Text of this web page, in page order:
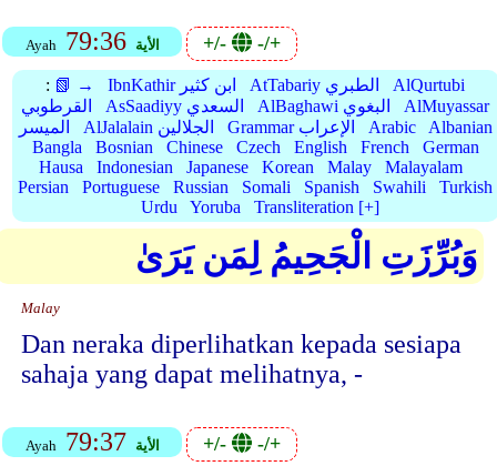
Ayah 79:36 الأية +/- -/+
: 📗 → IbnKathir ابن كثير AtTabariy الطبري
AlQurtubi
القرطوبي
AsSaadiyy السعدي AlBaghawi البغوي
AlMuyassar
الميسر
AlJalalain الجلالين Grammar الإعراب Arabic
Albanian
Bangla
Bosnian Chinese Czech English French
German
Hausa
Indonesian Japanese Korean Malay
Malayalam
Persian
Portuguese Russian Somali Spanish Swahili
Turkish
Urdu
Yoruba Transliteration [+]
وَبُرِّزَتِ الْجَحِيمُ لِمَن يَرَىٰ
Malay
Dan neraka diperlihatkan kepada sesiapa
sahaja yang dapat melihatnya, -
Ayah 79:37 الأية +/- -/+